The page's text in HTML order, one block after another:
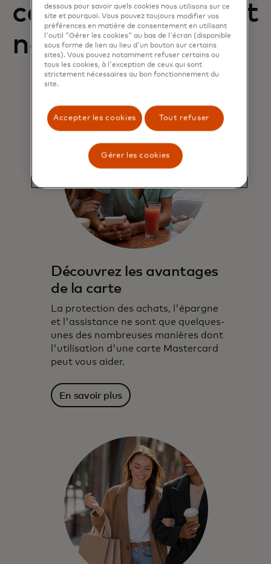
carte et comment
nous contacter
Découvrez les avantages
de la carte
La protection des achats, l'épargne
et l'assistance ne sont que quelques-
unes des nombreuses manières dont
l'utilisation d'une carte Mastercard
peut vous aider.
En savoir plus
dessous pour savoir quels cookies nous utilisons sur ce
site et pourquoi. Vous pouvez toujours modifier vos
préférences en matière de consentement en utilisant
l'outil "Gérer les cookies" au bas de l'écran (disponible
sous forme de lien au lieu d'un bouton sur certains
sites). Vous pouvez notamment refuser certains ou
tous les cookies, à l'exception de ceux qui sont
strictement nécessaires au bon fonctionnement du
site.
Accepter les cookies Tout refuser
Gérer les cookies